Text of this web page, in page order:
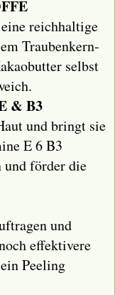
reichhaltige
Traubenkern-
selbst
& B3
und bringt sie
E 6 B3
und förder die
und
effektivere
Peeling